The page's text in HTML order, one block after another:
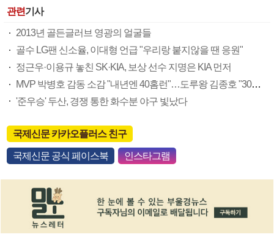
관련기사
2013년 골든글러브 영광의 얼굴들
골수 LG팬 신소율, 이대형 언급 "우리랑 붙지않을 땐 응원"
정근우·이용규 놓친 SK·KIA, 보상 선수 지명은 KIA 먼저
MVP 박병호 감동 소감 "내년엔 40홈런"…도루왕 김종호 "30년 걸렸다"
'준우승' 두산, 경쟁 통한 화수분 야구 빛났다
국제신문 카카오플러스 친구
국제신문 공식 페이스북 인스타그램